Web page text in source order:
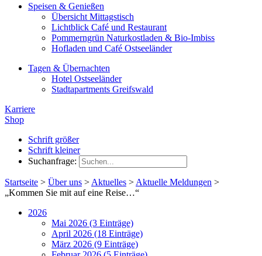
Speisen & Genießen
Übersicht Mittagstisch
Lichtblick Café und Restaurant
Pommerngrün Naturkostladen & Bio-Imbiss
Hofladen und Café Ostseeländer
Tagen & Übernachten
Hotel Ostseeländer
Stadtapartments Greifswald
Karriere
Shop
Schrift größer
Schrift kleiner
Suchanfrage:
Startseite > Über uns > Aktuelles > Aktuelle Meldungen >
„Kommen Sie mit auf eine Reise…“
2026
Mai 2026 (3 Einträge)
April 2026 (18 Einträge)
März 2026 (9 Einträge)